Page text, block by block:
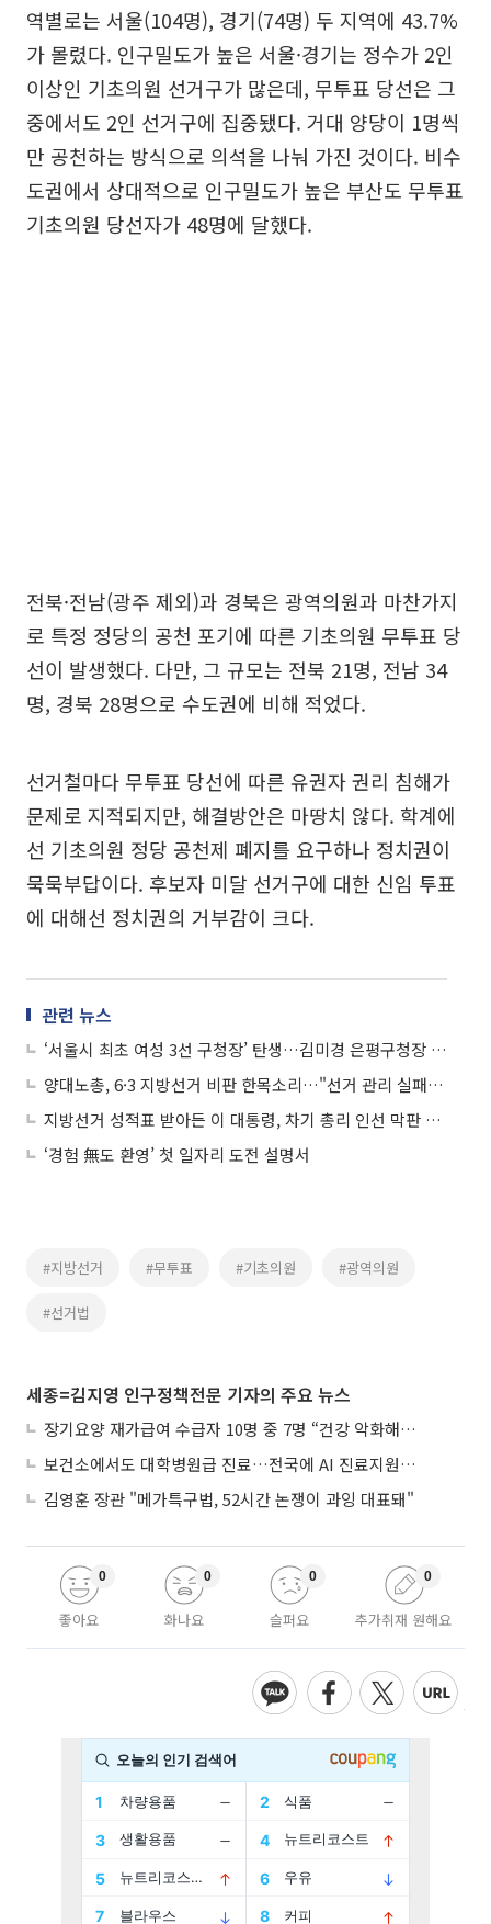
역별로는 서울(104명), 경기(74명) 두 지역에 43.7%
가 몰렸다. 인구밀도가 높은 서울·경기는 정수가 2인
이상인 기초의원 선거구가 많은데, 무투표 당선은 그
중에서도 2인 선거구에 집중됐다. 거대 양당이 1명씩
만 공천하는 방식으로 의석을 나눠 가진 것이다. 비수
도권에서 상대적으로 인구밀도가 높은 부산도 무투표
기초의원 당선자가 48명에 달했다.
전북·전남(광주 제외)과 경북은 광역의원과 마찬가지
로 특정 정당의 공천 포기에 따른 기초의원 무투표 당
선이 발생했다. 다만, 그 규모는 전북 21명, 전남 34
명, 경북 28명으로 수도권에 비해 적었다.
선거철마다 무투표 당선에 따른 유권자 권리 침해가
문제로 지적되지만, 해결방안은 마땅치 않다. 학계에
선 기초의원 정당 공천제 폐지를 요구하나 정치권이
묵묵부답이다. 후보자 미달 선거구에 대한 신임 투표
에 대해선 정치권의 거부감이 크다.
관련 뉴스
‘서울시 최초 여성 3선 구청장’ 탄생…김미경 은평구청장 공식 구정 복귀
양대노총, 6·3 지방선거 비판 한목소리…"선거 관리 실패·노동 의제 실종"
지방선거 성적표 받아든 이 대통령, 차기 총리 인선 막판 고심
‘경험 無도 환영’ 첫 일자리 도전 설명서
#지방선거 #무투표 #기초의원 #광역의원
#선거법
세종=김지영 인구정책전문 기자의 주요 뉴스
장기요양 재가급여 수급자 10명 중 7명 “건강 악화해도 집에서”
보건소에서도 대학병원급 진료…전국에 AI 진료지원도구 보급
김영훈 장관 "메가특구법, 52시간 논쟁이 과잉 대표돼"
좋아요
0
화나요
0
슬퍼요
0
추가취재 원해요
0